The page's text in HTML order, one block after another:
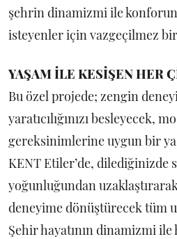
şehrin dinamizmi ile
isteyenler için vazgeçilmez
YAŞAM İLE KESİŞEN HER
Bu özel projede; zengin
yaratıcılığınızı besleyecek,
gereksinimlerine uygun bir
KENT Etiler’de, dilediğinizde
yoğunluğundan
deneyime dönüştürecek tüm
Şehir hayatının dinamizmi